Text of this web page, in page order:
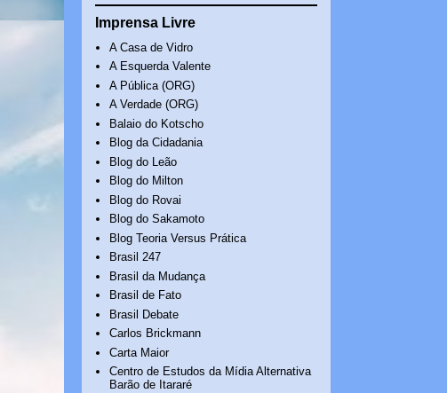
Imprensa Livre
A Casa de Vidro
A Esquerda Valente
A Pública (ORG)
A Verdade (ORG)
Balaio do Kotscho
Blog da Cidadania
Blog do Leão
Blog do Milton
Blog do Rovai
Blog do Sakamoto
Blog Teoria Versus Prática
Brasil 247
Brasil da Mudança
Brasil de Fato
Brasil Debate
Carlos Brickmann
Carta Maior
Centro de Estudos da Mídia Alternativa
Barão de Itararé